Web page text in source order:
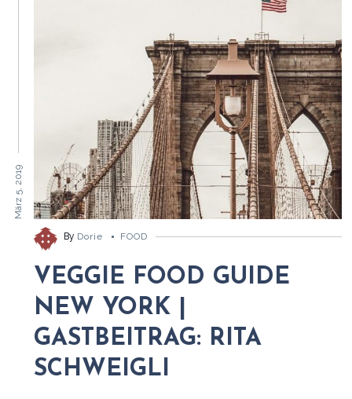
März 5, 2019
By Dorie FOOD
VEGGIE FOOD GUIDE
NEW YORK |
GASTBEITRAG: RITA
SCHWEIGLI